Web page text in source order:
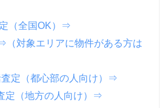
（全国OK）⇒
対象エリアに物件がある方は
定（都心部の人向け）⇒
定（地方の人向け）⇒